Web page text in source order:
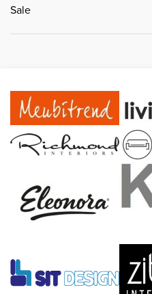
Sale